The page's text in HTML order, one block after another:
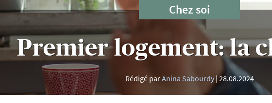
Chez soi
Premier logement: la
Rédigé parAnina Sabourdy 28.08.2024